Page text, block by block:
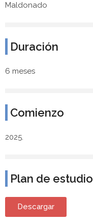
Maldonado
Duración
6 meses
Comienzo
2025.
Plan de estudio
Descargar